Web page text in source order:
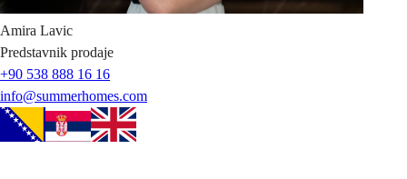
Amira Lavic
Predstavnik prodaje
+90 538 888 16 16
info@summerhomes.com